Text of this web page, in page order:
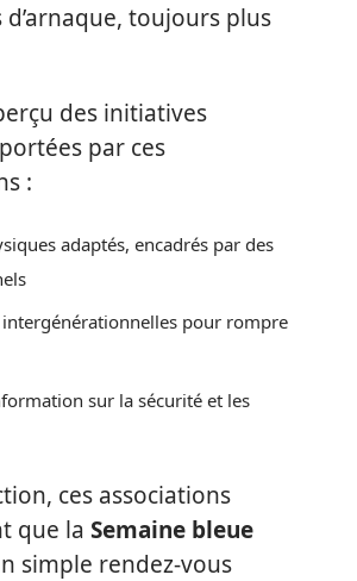
d’arnaque, toujours plus
des initiatives
par ces
:
adaptés, encadrés par des
intergénérationnelles pour rompre
sur la sécurité et les
ces associations
que la Semaine bleue
simple rendez-vous